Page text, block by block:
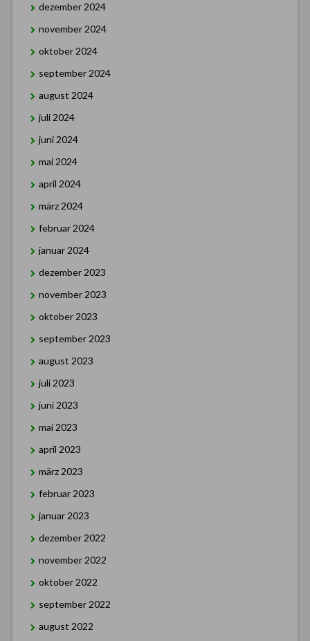
dezember 2024
november 2024
oktober 2024
september 2024
august 2024
juli 2024
juni 2024
mai 2024
april 2024
märz 2024
februar 2024
januar 2024
dezember 2023
november 2023
oktober 2023
september 2023
august 2023
juli 2023
juni 2023
mai 2023
april 2023
märz 2023
februar 2023
januar 2023
dezember 2022
november 2022
oktober 2022
september 2022
august 2022